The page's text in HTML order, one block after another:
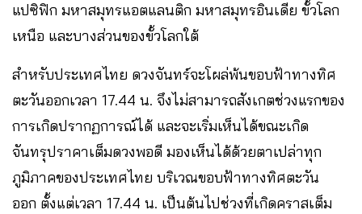
แปซิฟิก มหาสมุทรแอตแลนติก มหาสมุทรอินเดีย ขั้วโลก
เหนือ และบางส่วนของขั้วโลกใต้
สำหรับประเทศไทย ดวงจันทร์จะโผล่พ้นขอบฟ้าทางทิศ
ตะวันออกเวลา 17.44 น. จึงไม่สามารถสังเกตช่วงแรกของ
การเกิดปรากฏการณ์ได้ และจะเริ่มเห็นได้ขณะเกิด
จันทรุปราคาเต็มดวงพอดี มองเห็นได้ด้วยตาเปล่าทุก
ภูมิภาคของประเทศไทย บริเวณขอบฟ้าทางทิศตะวัน
ออก ตั้งแต่เวลา 17.44 น. เป็นต้นไปช่วงที่เกิดคราสเต็ม